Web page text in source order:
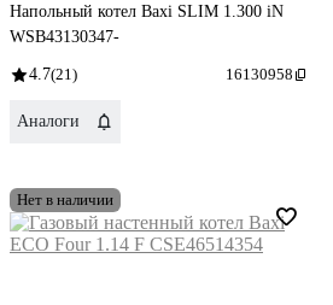
Напольный котел Baxi SLIM 1.300 iN
WSB43130347-
4.7(21) 16130958
Аналоги
Нет в наличии